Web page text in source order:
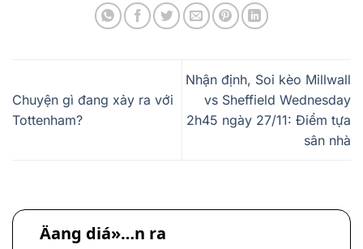
Chuyện gì đang xảy ra với
Tottenham?
Nhận định, Soi kèo Millwall
vs Sheffield Wednesday
2h45 ngày 27/11: Điểm tựa
sân nhà
Äang diá»…n ra